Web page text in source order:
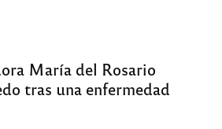
María del Rosario
tras una enfermedad